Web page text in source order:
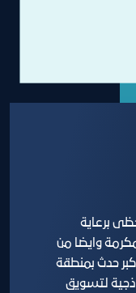
منذ عام 2007م يحظى برعاية
وايضا من
حدث بمنطقة
لتسويق